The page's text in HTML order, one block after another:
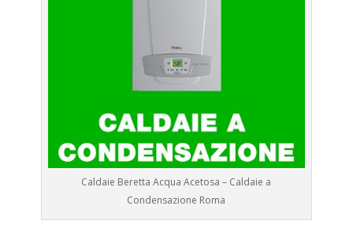
Caldaie Beretta Acqua Acetosa – Caldaie a
Condensazione Roma